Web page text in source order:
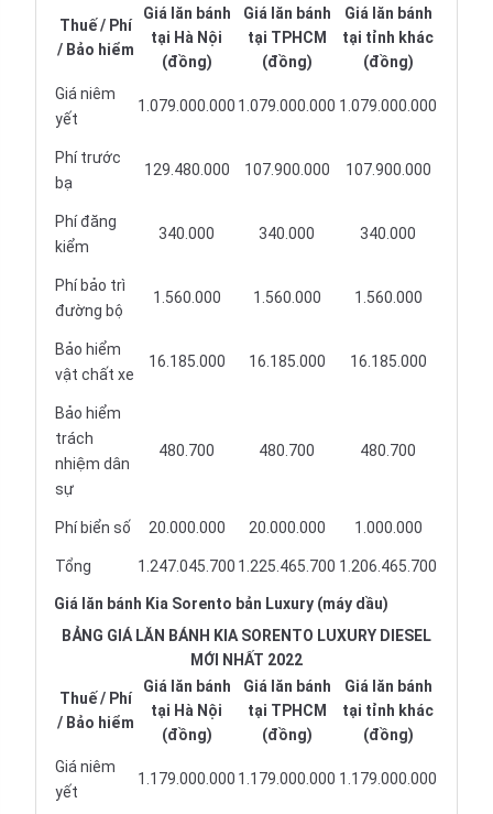
Thuế / Phí
/ Bảo hiểm
Giá lăn bánh
tại Hà Nội
(đồng)
Giá lăn bánh
tại TPHCM
(đồng)
Giá lăn bánh
tại tỉnh khác
(đồng)
Giá niêm
yết
1.079.000.000 1.079.000.000 1.079.000.000
Phí trước
bạ
129.480.000 107.900.000 107.900.000
Phí đăng
kiểm
340.000 340.000 340.000
Phí bảo trì
đường bộ
1.560.000 1.560.000 1.560.000
Bảo hiểm
vật chất xe
16.185.000 16.185.000 16.185.000
Bảo hiểm
trách
nhiệm dân
sự
480.700 480.700 480.700
Phí biển số 20.000.000 20.000.000 1.000.000
Tổng 1.247.045.700 1.225.465.700 1.206.465.700
Giá lăn bánh Kia Sorento bản Luxury (máy dầu)
BẢNG GIÁ LĂN BÁNH KIA SORENTO LUXURY DIESEL
MỚI NHẤT 2022
Thuế / Phí
/ Bảo hiểm
Giá lăn bánh
tại Hà Nội
(đồng)
Giá lăn bánh
tại TPHCM
(đồng)
Giá lăn bánh
tại tỉnh khác
(đồng)
Giá niêm
yết
1.179.000.000 1.179.000.000 1.179.000.000